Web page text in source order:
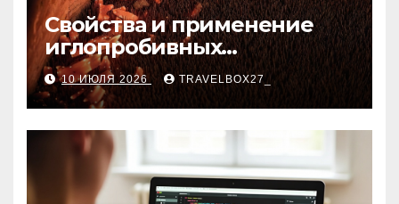
Свойства и применение
иглопробивных
базальтовых огнеупорных
матов
10 ИЮЛЯ 2026 TRAVELBOX27_